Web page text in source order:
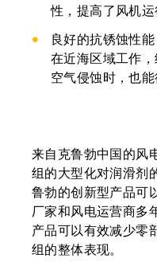
性，提高了风机
良好的抗锈蚀性
在近海区域工作
空气侵蚀时，也
来自克鲁勃中国的风
组的大型化对润滑剂
鲁勃的创新型产品可
厂家和风电运营商多
产品可以有效减少零
组的整体表现。